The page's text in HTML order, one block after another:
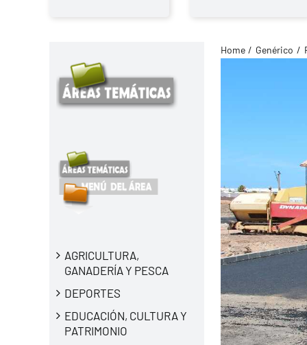
AGRICULTURA,
GANADERÍA Y PESCA
DEPORTES
EDUCACIÓN, CULTURA Y
PATRIMONIO
Home Genérico